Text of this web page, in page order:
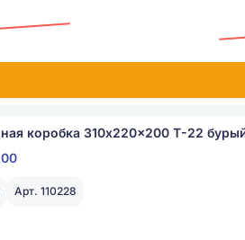
коробка 310x220x200 Т-22
Арт. 110228